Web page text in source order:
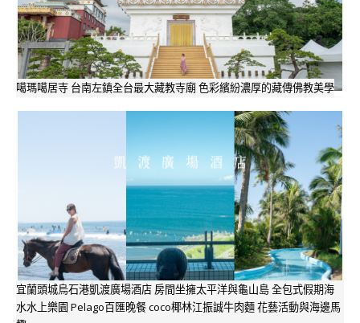
噶瑪噶居寺 台南左鎮全台最大藏教寺廟 色彩繽紛濃厚的藏傳佛教美學
宜蘭頭城烏石港凱渡廣場酒店 房間坐擁太平洋與龜山島 全包式假期海
水水上樂園 Pelago百匯晚餐 coco椰林江振誠牛肉麵 花藝活動與海邊馬